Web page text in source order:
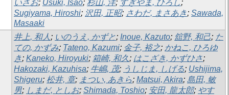
いさお; Usuki, Isao; 杉山, 洋; すぎやま, ひろし;
Sugiyama, Hiroshi; 沢田, 正昭; さわだ, まさあき; Sawada,
Masaaki
井上, 和人 ; いのうえ, かずと; Inoue, Kazuto; 舘野, 和己; た
ての, かずみ; Tateno, Kazumi; 金子, 裕之; かねこ, ひろゆ
き; Kaneko, Hiroyuki; 箱崎, 和久; はこざき, かずひさ;
Hakozaki, Kazuhisa; 牛嶋, 茂; うしじま, しげる; Ushijima,
Shigeru; 松井, 章; まつい, あきら; Matsui, Akira; 島田, 敏
男; しまだ, としお; Shimada, Toshio; 安田, 龍太郎; やす